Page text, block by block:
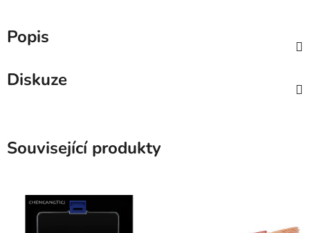
Popis
Diskuze
Související produkty